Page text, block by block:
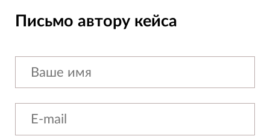
Письмо автору кейса